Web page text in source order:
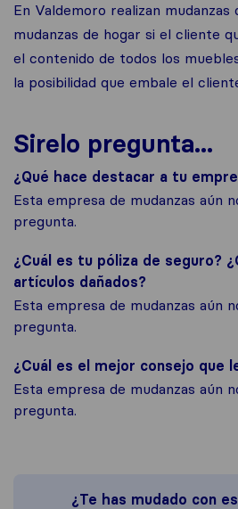
En Valdemoro realizan
mudanzas de hogar si el cliente
el contenido de todos los
la posibilidad que embale el
Sirelo pregunta...
¿Qué hace destacar a tu
Esta empresa de mudanzas aún
pregunta.
¿Cuál es tu póliza de seguro?
artículos dañados?
Esta empresa de mudanzas aún
pregunta.
¿Cuál es el mejor consejo que
Esta empresa de mudanzas aún
pregunta.
¿Te has mudado con